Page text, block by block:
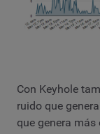
Con Keyhole
ruido que
que genera